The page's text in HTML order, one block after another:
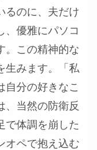
るのに、夫だけ
、優雅にパソコ
。この精神的な
生みます。「私
自分の好きなこ
、当然の防衛反
で体調を崩した
オペで抱え込む